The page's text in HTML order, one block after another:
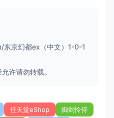
京幻都ex（中文）1-0-1
许请勿转载。
任天堂eShop
御剑怜侍